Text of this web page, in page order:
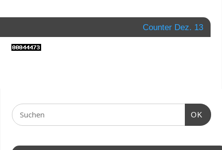
Counter Dez. 13
OK